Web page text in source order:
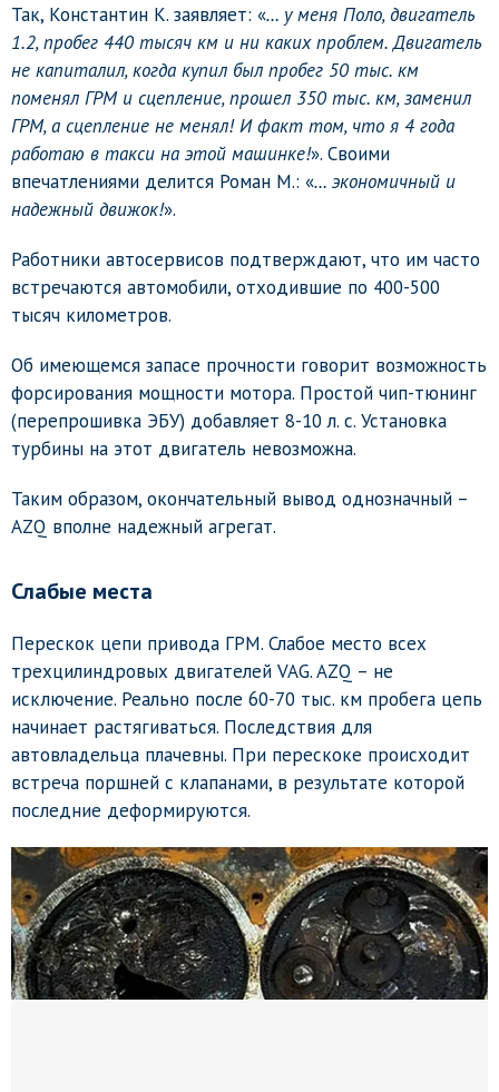
Так, Константин К. заявляет: «… у меня Поло, двигатель
1.2, пробег 440 тысяч км и ни каких проблем. Двигатель
не капиталил, когда купил был пробег 50 тыс. км
поменял ГРМ и сцепление, прошел 350 тыс. км, заменил
ГРМ, а сцепление не менял! И факт том, что я 4 года
работаю в такси на этой машинке!». Своими
впечатлениями делится Роман М.: «… экономичный и
надежный движок!».
Работники автосервисов подтверждают, что им часто
встречаются автомобили, отходившие по 400-500
тысяч километров.
Об имеющемся запасе прочности говорит возможность
форсирования мощности мотора. Простой чип-тюнинг
(перепрошивка ЭБУ) добавляет 8-10 л. с. Установка
турбины на этот двигатель невозможна.
Таким образом, окончательный вывод однозначный –
AZQ вполне надежный агрегат.
Слабые места
Перескок цепи привода ГРМ. Слабое место всех
трехцилиндровых двигателей VAG. AZQ – не
исключение. Реально после 60-70 тыс. км пробега цепь
начинает растягиваться. Последствия для
автовладельца плачевны. При перескоке происходит
встреча поршней с клапанами, в результате которой
последние деформируются.